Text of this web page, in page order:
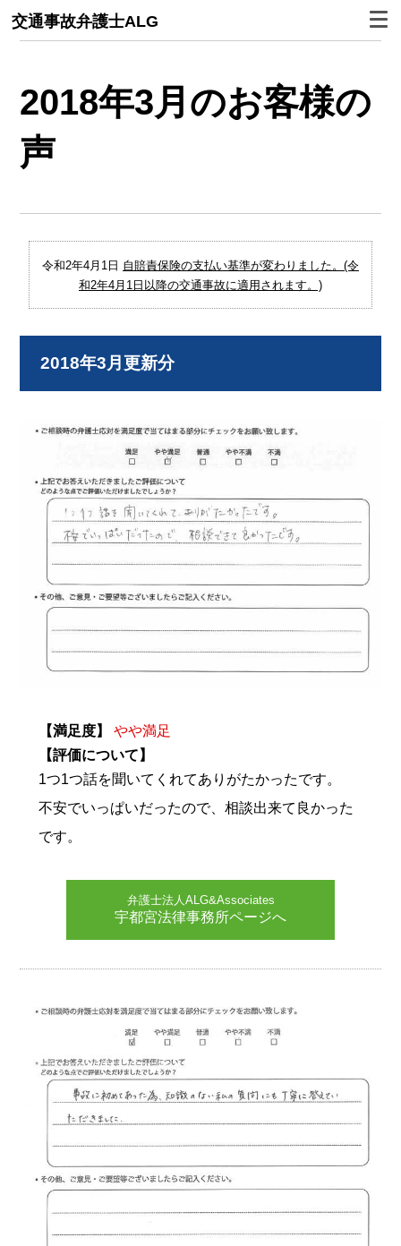
交通事故弁護士ALG
2018年3月のお客様の
声
令和2年4月1日 自賠責保険の支払い基準が変わりました。(令
和2年4月1日以降の交通事故に適用されます。)
2018年3月更新分
【満足度】
やや満足
【評価について】
1つ1つ話を聞いてくれてありがたかったです。
不安でいっぱいだったので、相談出来て良かった
です。
弁護士法人ALG&Associates
宇都宮法律事務所ページへ